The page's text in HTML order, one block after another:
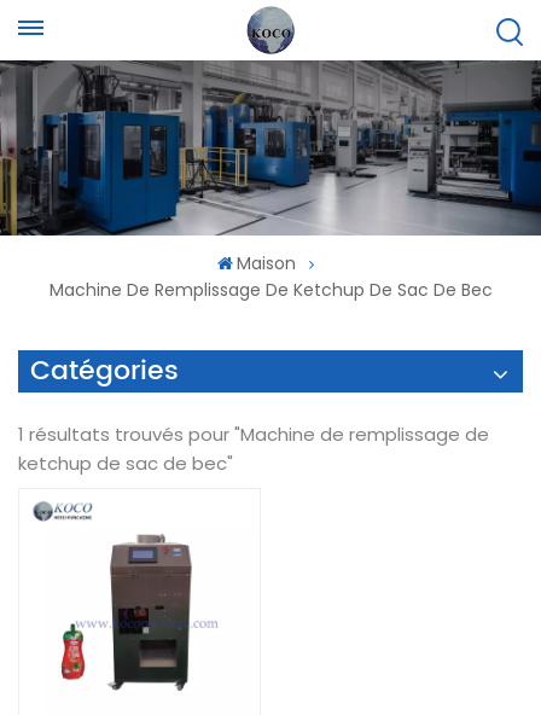
Maison
Machine De Remplissage De Ketchup De Sac De Bec
Catégories
1 résultats trouvés pour "Machine de remplissage de
ketchup de sac de bec"